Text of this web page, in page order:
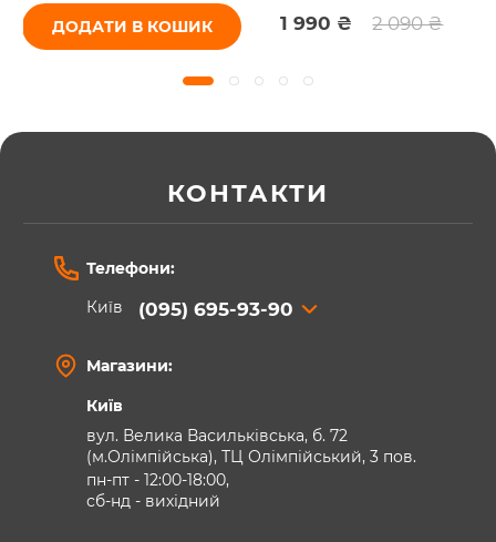
ДОДАТИ В КОШИК 1 990 ₴ 2 090 ₴
КОНТАКТИ
Телефони:
Київ
(095) 695-93-90
Магазини:
Київ
вул. Велика Васильківська, б. 72
(м.Олімпійська), ТЦ Олімпійський, 3 пов.
пн-пт - 12:00-18:00,
сб-нд - вихідний